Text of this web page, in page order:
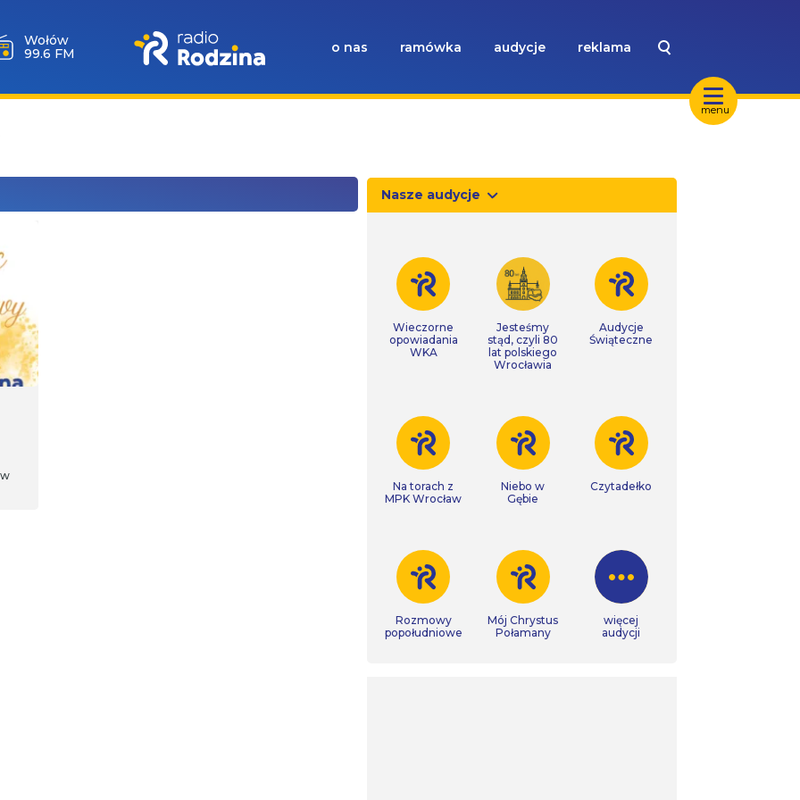
menu
Wołów
99.6 FM
o nas ramówka audycje reklama
Nasze audycje
Wieczorne
opowiadania
WKA
Jesteśmy
stąd, czyli 80
lat polskiego
Wrocławia
Audycje
Świąteczne
Na torach z
MPK Wrocław
Niebo w
Gębie
Czytadełko
Rozmowy
popołudniowe
Mój Chrystus
Połamany
więcej
audycji